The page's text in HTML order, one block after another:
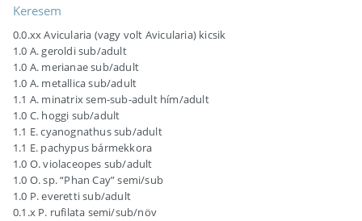
Keresem
0.0.xx Avicularia (vagy volt Avicularia) kicsik
1.0 A. geroldi sub/adult
1.0 A. merianae sub/adult
1.0 A. metallica sub/adult
1.1 A. minatrix sem-sub-adult hím/adult
1.0 C. hoggi sub/adult
1.1 E. cyanognathus sub/adult
1.1 E. pachypus bármekkora
1.0 O. violaceopes sub/adult
1.0 O. sp. “Phan Cay” semi/sub
1.0 P. everetti sub/adult
0.1.x P. rufilata semi/sub/növ